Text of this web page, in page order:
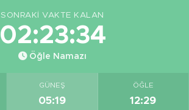
SONRAKI VAKTE KALAN
02:23:33
Öğle Namazı
GÜNEŞ
05:19
ÖĞLE
12:29